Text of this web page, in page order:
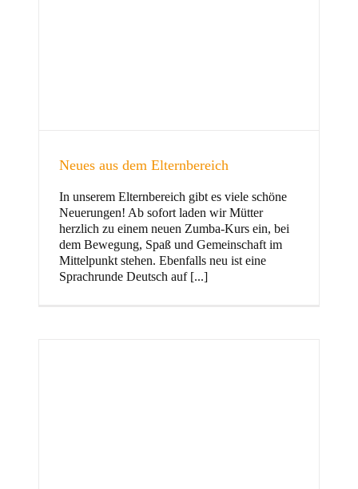
Kinder
Neues aus dem Elternbereich
In unserem Elternbereich gibt es viele schöne
Neuerungen! Ab sofort laden wir Mütter
herzlich zu einem neuen Zumba-Kurs ein, bei
dem Bewegung, Spaß und Gemeinschaft im
Mittelpunkt stehen. Ebenfalls neu ist eine
Sprachrunde Deutsch auf [...]